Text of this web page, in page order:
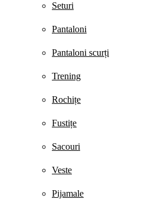
Seturi
Pantaloni
Pantaloni scurți
Trening
Rochițe
Fustițe
Sacouri
Veste
Pijamale